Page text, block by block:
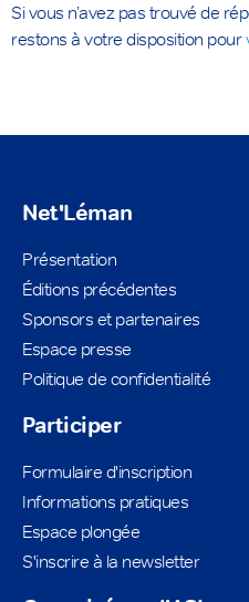
Si vous n’avez pas trouvé de
restons à votre disposition pour
Net'Léman
Présentation
Éditions précédentes
Sponsors et partenaires
Espace presse
Politique de confidentialité
Participer
Formulaire d'inscription
Informations pratiques
Espace plongée
S'inscrire à la newsletter